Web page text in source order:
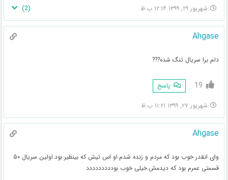
شهریور ۲۹, ۱۳۹۹ ۱۲:۱۴ ب.ظ (
2
)
Ahgase
دلم برا سریال تنگ شده???
19 پاسخ
شهریور ۲۷, ۱۳۹۹ ۱۱:۲۱ ب.ظ
Ahgase
وای انقدر خوب بود که مردم و زنده شدم.او اس تیش که بینظیر بود.اولین سریال ۵۰
قسمتی عمرم بود که دیدمش.خیلی خوب بوددددددددد